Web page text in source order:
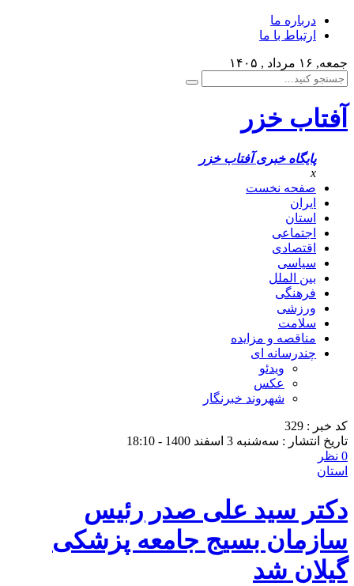
درباره ما
ارتباط با ما
جمعه, ۱۶ مرداد , ۱۴۰۵
آفتاب خزر
پایگاه خبری آفتاب خزر
x
صفحه نخست
ایران
استان
اجتماعی
اقتصادی
سیاسی
بین الملل
فرهنگی
ورزشی
سلامت
مناقصه و مزایده
چندرسانه ای
ویدئو
عکس
شهروند خبرنگار
کد خبر : 329
تاریخ انتشار : سه‌شنبه 3 اسفند 1400 - 18:10
0 نظر
استان
دکتر سید علی صدر رئیس
سازمان بسیج جامعه پزشکی
گیلان شد